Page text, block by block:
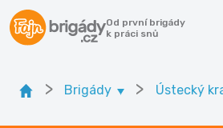
Od první brigády
k práci snů
> Brigády > Ústecký